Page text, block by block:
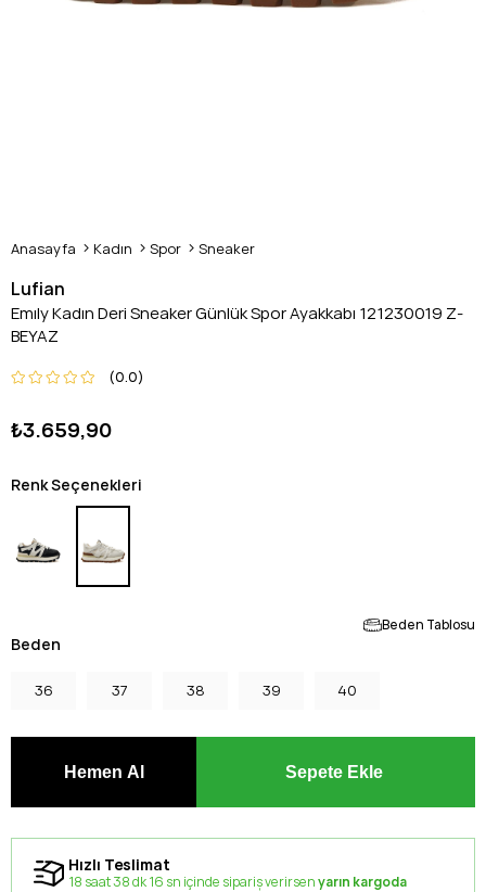
Anasayfa Kadın Spor Sneaker
Lufian
Emıly Kadın Deri Sneaker Günlük Spor Ayakkabı 121230019 Z-
BEYAZ
0.0
₺3.659,90
Renk Seçenekleri
Beden Tablosu
Beden
36 37 38 39 40
Hızlı Teslimat
18 saat 38 dk 15 sn içinde sipariş verirsenyarın kargoda